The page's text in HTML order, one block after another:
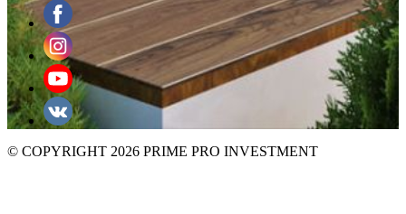
© COPYRIGHT 2026 PRIME PRO INVESTMENT